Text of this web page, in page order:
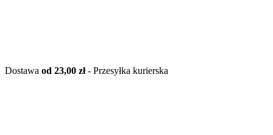
Dostawa od 23,00 zł- Przesyłka kurierska